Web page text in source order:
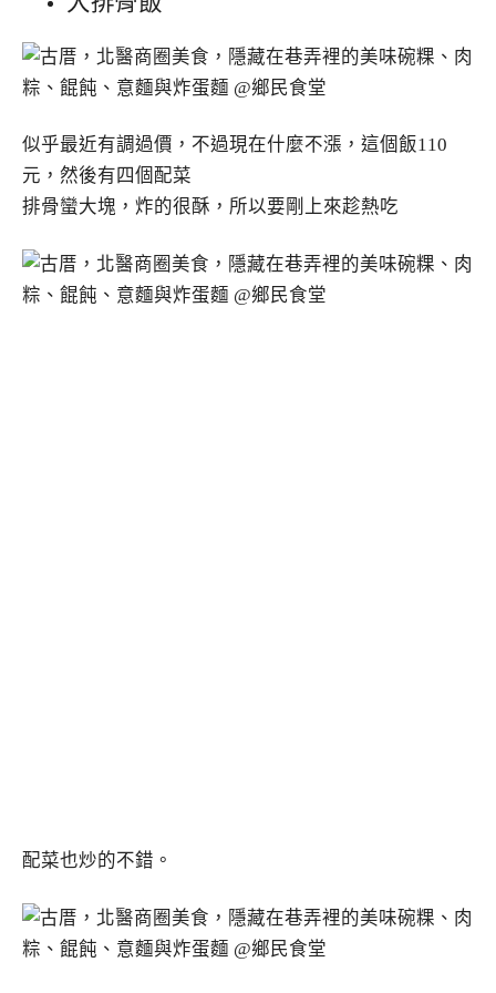
似乎最近有調過價，不過現在什麼不漲，這個飯110
元，然後有四個配菜
排骨蠻大塊，炸的很酥，所以要剛上來趁熱吃
配菜也炒的不錯。